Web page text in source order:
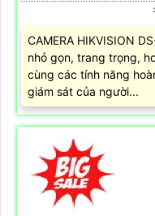
CAMERA HIKVISION
nhỏ gọn, trang trọng,
cùng các tính năng
giám sát của người...